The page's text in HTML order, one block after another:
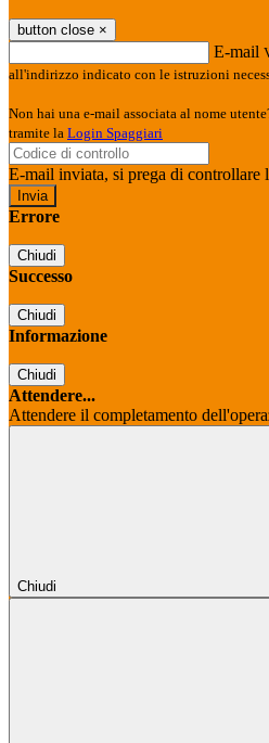
button close ×
E-mail
all'indirizzo indicato con le istruzioni
Non hai una e-mail associata al nome
tramite la Login Spaggiari
E-mail inviata, si prega di controllare
Errore
Chiudi
Successo
Chiudi
Informazione
Chiudi
Attendere...
Attendere il completamento
Chiudi